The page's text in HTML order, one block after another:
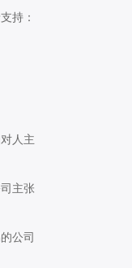
持：
人主
主张
公司